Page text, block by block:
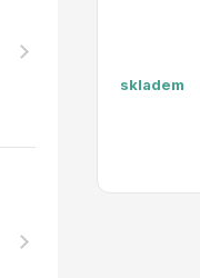
skladem